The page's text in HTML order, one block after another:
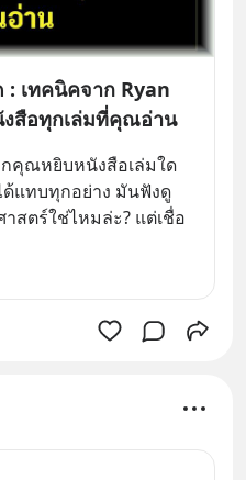
: เทคนิคจาก Ryan
สือทุกเล่มที่คุณอ่าน
คุณหยิบหนังสือเล่มใด
แทบทุกอย่าง มันฟังดู
สตร์ใช่ไหมล่ะ? แต่เชื่อ